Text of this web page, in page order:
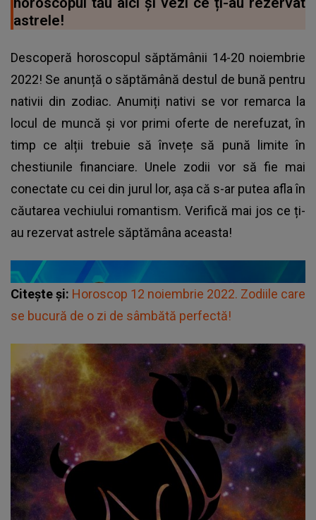
astrele!
Descoperă horoscopul săptămânii 14-20 noiembrie
2022! Se anunță o săptămână destul de bună pentru
nativii din zodiac. Anumiți nativi se vor remarca la
locul de muncă și vor primi oferte de nerefuzat, în
timp ce alții trebuie să învețe să pună limite în
chestiunile financiare. Unele zodii vor să fie mai
conectate cu cei din jurul lor, așa că s-ar putea afla în
căutarea vechiului romantism. Verifică mai jos ce ți-
au rezervat astrele săptămâna aceasta!
Citește și: Horoscop 12 noiembrie 2022. Zodiile care
se bucură de o zi de sâmbătă perfectă!